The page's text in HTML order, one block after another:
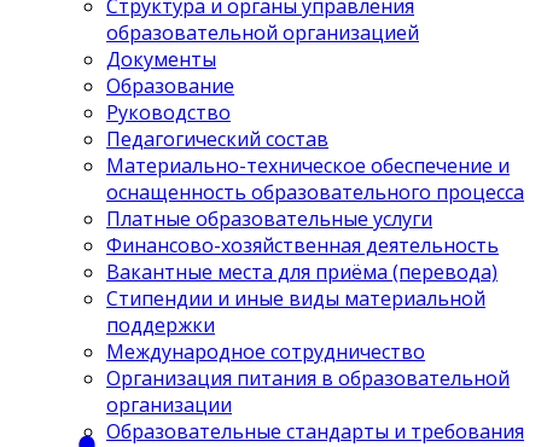
Структура и органы управления
образовательной организацией
Документы
Образование
Руководство
Педагогический состав
Материально-техническое обеспечение и
оснащенность образовательного процесса
Платные образовательные услуги
Финансово-хозяйственная деятельность
Вакантные места для приёма (перевода)
Стипендии и иные виды материальной
поддержки
Международное сотрудничество
Организация питания в образовательной
организации
Образовательные стандарты и требования